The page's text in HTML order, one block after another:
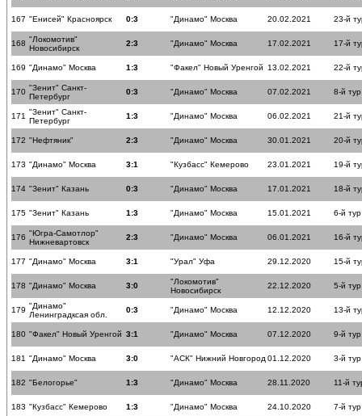
167 "Енисей" Красноярск 0:3 "Динамо" Москва 20.02.2021 23-й
168 "Локомотив"
Новосибирск
2:3 "Динамо" Москва 17.02.2021 17-й
169 "Динамо" Москва 1:3 "Факел" Новый Уренгой 13.02.2021 22-й
170 "Зенит" Санкт-
Петербург
0:3 "Динамо" Москва 07.02.2021 8-й тур
171 "Зенит" Санкт-
Петербург
1:3 "Динамо" Москва 06.02.2021 21-й
172 "Нефтяник" 2:3 "Динамо" Москва 30.01.2021 20-й
173 "Динамо" Москва 3:1 "Кузбасс" Кемерово 23.01.2021 19-й
174 "Зенит" Казань 0:3 "Динамо" Москва 17.01.2021 18-й
175 "Зенит" Казань 1:3 "Динамо" Москва 15.01.2021 6-й тур
176 "Югра-Самотлор"
Нижневартовск
2:3 "Динамо" Москва 06.01.2021 16-й
177 "Динамо" Москва 3:1 "Урал" Уфа 29.12.2020 15-й
178 "Динамо" Москва 3:0
"Локомотив"
Новосибирск
22.12.2020 5-й тур
179 "Динамо"
Ленинградксая обл.
0:3 "Динамо" Москва 12.12.2020 13-й
180 "Факел" Новый Уренгой 3:1 "Динамо" Москва 07.12.2020 9-й тур
181 "Динамо" Москва 3:0 "АСК" Нижний Новгород 01.12.2020 3-й тур
182 "Белогорье" 1:3 "Динамо" Москва 28.11.2020 11-й
183 "Кузбасс" Кемерово 1:3 "Динамо" Москва 24.10.2020 7-й тур